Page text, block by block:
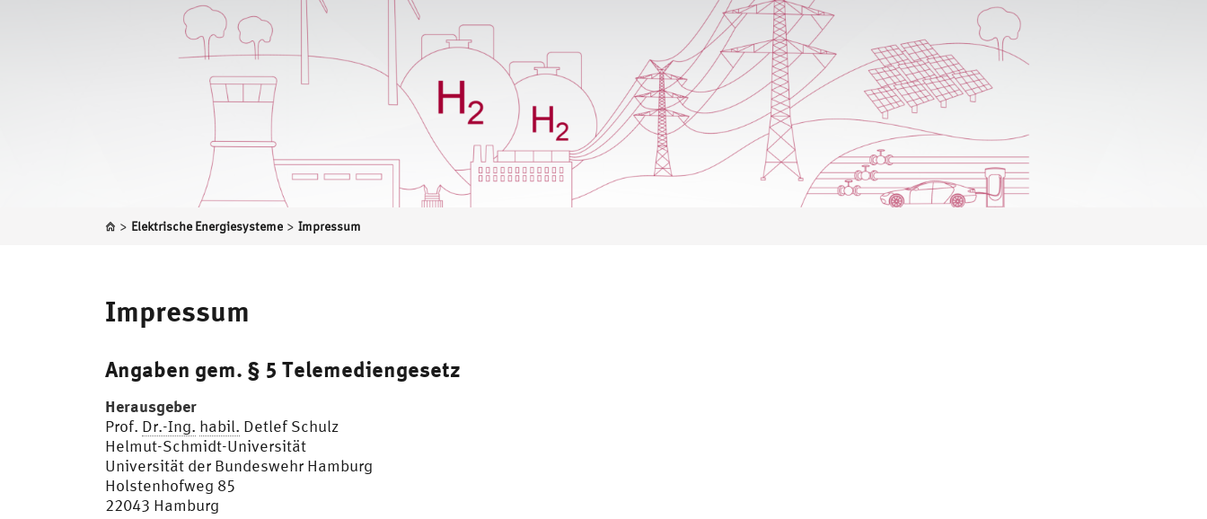
> Elektrische Energiesysteme > Impressum
Impressum
Angaben gem. § 5 Telemediengesetz
Herausgeber
Prof. Dr.-Ing. habil. Detlef Schulz
Helmut-Schmidt-Universität
Universität der Bundeswehr Hamburg
Holstenhofweg 85
22043 Hamburg